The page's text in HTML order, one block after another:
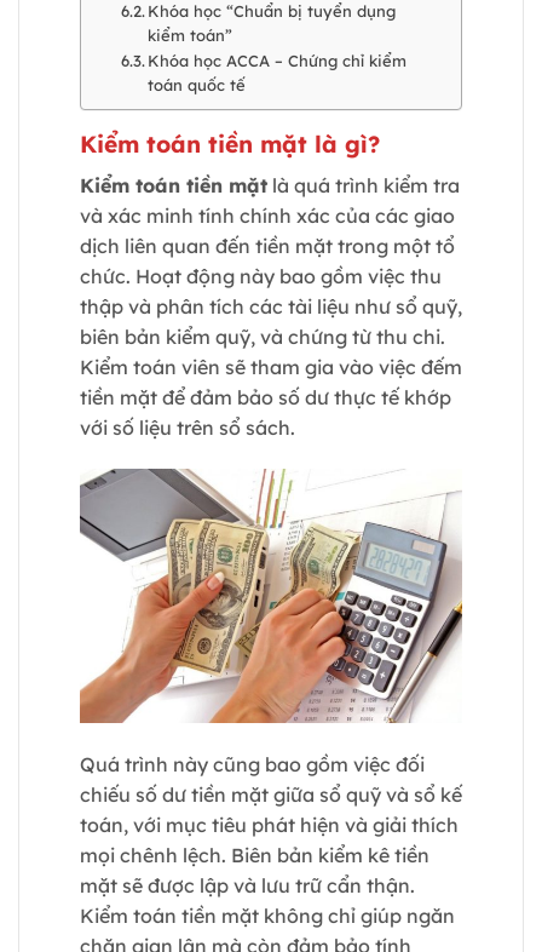
Khóa học “Chuẩn bị tuyển dụng
kiểm toán”
Khóa học ACCA – Chứng chỉ kiểm
toán quốc tế
Kiểm toán tiền mặt là gì?
Kiểm toán tiền mặt là quá trình kiểm tra
và xác minh tính chính xác của các giao
dịch liên quan đến tiền mặt trong một tổ
chức. Hoạt động này bao gồm việc thu
thập và phân tích các tài liệu như sổ quỹ,
biên bản kiểm quỹ, và chứng từ thu chi.
Kiểm toán viên sẽ tham gia vào việc đếm
tiền mặt để đảm bảo số dư thực tế khớp
với số liệu trên sổ sách.
Quá trình này cũng bao gồm việc đối
chiếu số dư tiền mặt giữa sổ quỹ và sổ kế
toán, với mục tiêu phát hiện và giải thích
mọi chênh lệch. Biên bản kiểm kê tiền
mặt sẽ được lập và lưu trữ cẩn thận.
Kiểm toán tiền mặt không chỉ giúp ngăn
chặn gian lận mà còn đảm bảo tính